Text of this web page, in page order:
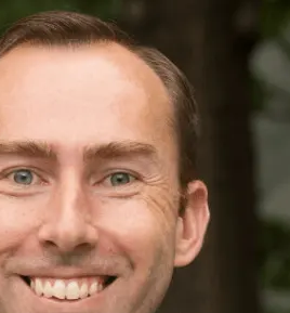
til databasedesign
et skema og en database?